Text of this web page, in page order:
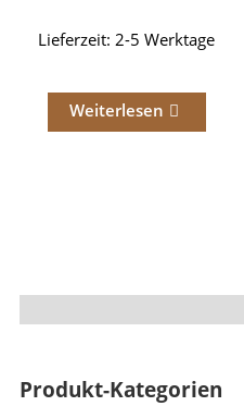
Lieferzeit: 2-5 Werktage
Weiterlesen
Produkt-Kategorien